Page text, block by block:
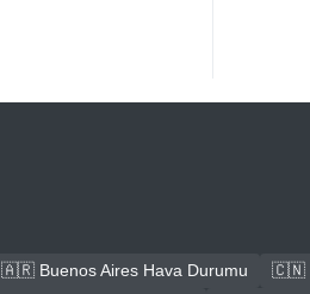
🇦🇷 Buenos Aires Hava Durumu
🇨🇳